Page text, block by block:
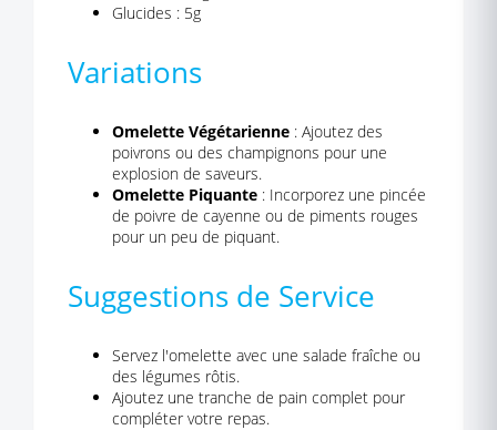
Glucides : 5g
Variations
Omelette Végétarienne : Ajoutez des
poivrons ou des champignons pour une
explosion de saveurs.
Omelette Piquante : Incorporez une pincée
de poivre de cayenne ou de piments rouges
pour un peu de piquant.
Suggestions de Service
Servez l'omelette avec une salade fraîche ou
des légumes rôtis.
Ajoutez une tranche de pain complet pour
compléter votre repas.